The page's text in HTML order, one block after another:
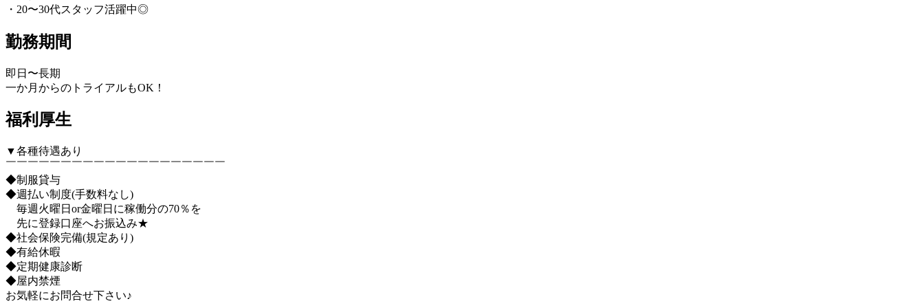
・20〜30代スタッフ活躍中◎
勤務期間
即日〜長期
一か月からのトライアルもOK！
福利厚生
▼各種待遇あり
￣￣￣￣￣￣￣￣￣￣￣￣￣￣￣￣￣￣￣￣
◆制服貸与
◆週払い制度(手数料なし)
毎週火曜日or金曜日に稼働分の70％を
先に登録口座へお振込み★
◆社会保険完備(規定あり)
◆有給休暇
◆定期健康診断
◆屋内禁煙
お気軽にお問合せ下さい♪